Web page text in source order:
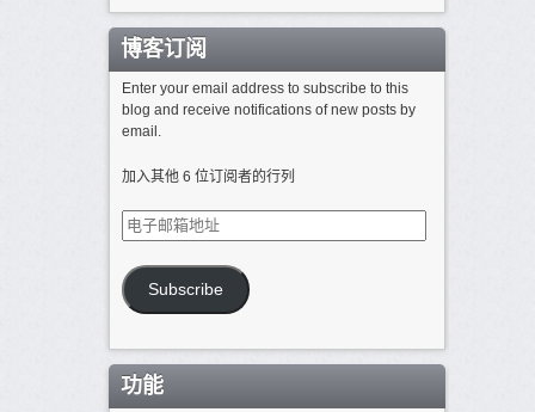
博客订阅
Enter your email address to subscribe to this
blog and receive notifications of new posts by
email.
加入其他 6 位订阅者的行列
电
子
箱
地
Subscribe
功能